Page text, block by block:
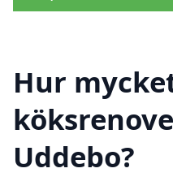
Hur
Uddebo?